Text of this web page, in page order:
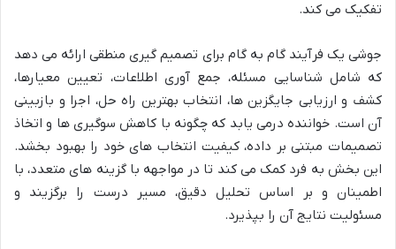
تفکیک می کند.
جوشی یک فرآیند گام به گام برای تصمیم گیری منطقی ارائه می دهد
که شامل شناسایی مسئله، جمع آوری اطلاعات، تعیین معیارها،
کشف و ارزیابی جایگزین ها، انتخاب بهترین راه حل، اجرا و بازبینی
آن است. خواننده درمی یابد که چگونه با کاهش سوگیری ها و اتخاذ
تصمیمات مبتنی بر داده، کیفیت انتخاب های خود را بهبود بخشد.
این بخش به فرد کمک می کند تا در مواجهه با گزینه های متعدد، با
اطمینان و بر اساس تحلیل دقیق، مسیر درست را برگزیند و
مسئولیت نتایج آن را بپذیرد.